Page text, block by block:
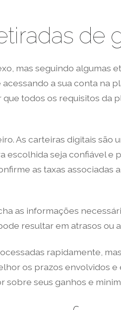
de
mas seguindo algumas
a sua conta na
todos os requisitos da
As carteiras digitais são
seja confiável e
as taxas associadas
as informações
resultar em atrasos ou
rapidamente,
os prazos envolvidos
seus ganhos e